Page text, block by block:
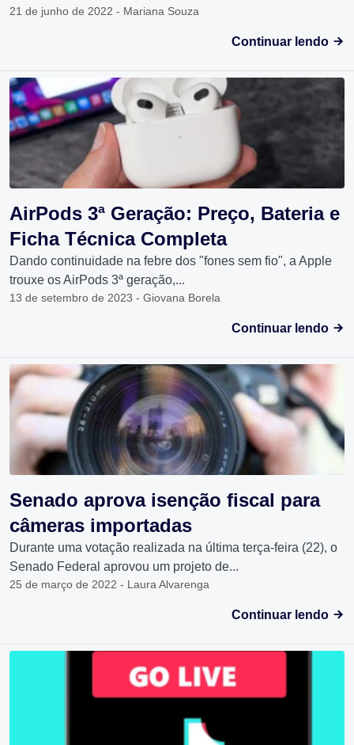
21 de junho de 2022 - Mariana Souza
Continuar lendo
AirPods 3ª Geração: Preço, Bateria e
Ficha Técnica Completa
Dando continuidade na febre dos "fones sem fio", a Apple
trouxe os AirPods 3ª geração,...
13 de setembro de 2023 - Giovana Borela
Continuar lendo
Senado aprova isenção fiscal para
câmeras importadas
Durante uma votação realizada na última terça-feira (22), o
Senado Federal aprovou um projeto de...
25 de março de 2022 - Laura Alvarenga
Continuar lendo